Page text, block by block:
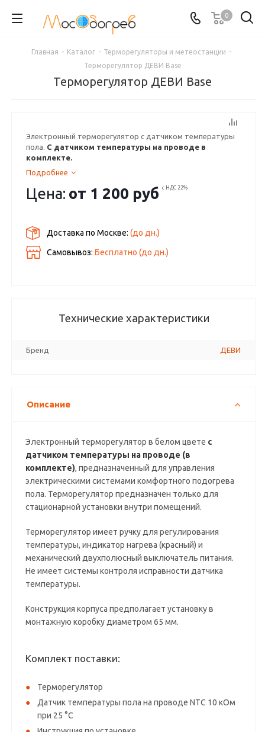
0
Главная - Каталог - Терморегуляторы и метеостанции -
Терморегулятор ДЕВИ Base
Терморегулятор ДЕВИ Base
Электронный терморегулятор с датчиком температуры
пола. С датчиком температуры на проводе в
комплекте.
Подробнее
Цена: от 1 200 руб с НДС 22%
Доставка по Москве:(до дн.)
Самовывоз:Бесплатно (до дн.)
Технические характеристики
Бренд ДЕВИ
Описание
Электронный терморегулятор в белом цвете с
датчиком температуры на проводе (в
комплекте), предназначенный для управления
электрическими системами комфортного подогрева
пола. Терморегулятор предназначен только для
стационарной установки внутри помещений.
Терморегулятор имеет ручку для регулирования
температуры, индикатор нагрева (красный) и
механический двухполюсный выключатель питания.
Не имеет системы контроля исправности датчика
температуры.
Конструкция корпуса предполагает установку в
монтажную коробку диаметром 65 мм.
Комплект поставки:
Терморегулятор
Датчик температуры пола на проводе NTC 10 кОм
при 25 °С